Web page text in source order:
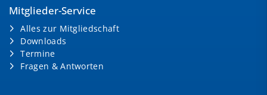
Mitglieder-Service
Alles zur Mitgliedschaft
Downloads
Termine
Fragen & Antworten